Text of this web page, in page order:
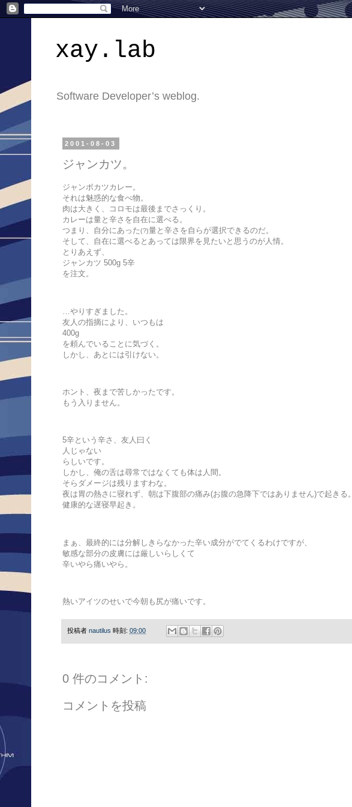
xay.lab
Software Developer’s weblog.
2001-08-03
ジャンカツ。
ジャンボカツカレー。
それは魅惑的な食べ物。
肉は大きく、コロモは最後までさっくり。
カレーは量と辛さを自在に選べる。
つまり、自分にあった(?)量と辛さを自らが選択できるのだ。
そして、自在に選べるとあっては限界を見たいと思うのが人情。
とりあえず、
ジャンカツ 500g 5辛
を注文。
…やりすぎました。
友人の指摘により、いつもは
400g
を頼んでいることに気づく。
しかし、あとには引けない。
ホント、夜まで苦しかったです。
もう入りません。
5辛という辛さ、友人曰く
人じゃない
らしいです。
しかし、俺の舌は尋常ではなくても体は人間。
そらダメージは残りますわな。
夜は胃の熱さに寝れず、朝は下腹部の痛み(お腹の急降下ではありません)で起きる。
健康的な遅寝早起き。
まぁ、最終的には分解しきらなかった辛い成分がでてくるわけですが、
敏感な部分の皮膚には厳しいらしくて
辛いやら痛いやら。
熱いアイツのせいで今朝も尻が痛いです。
投稿者 nautilus 時刻: 09:00
0 件のコメント:
コメントを投稿